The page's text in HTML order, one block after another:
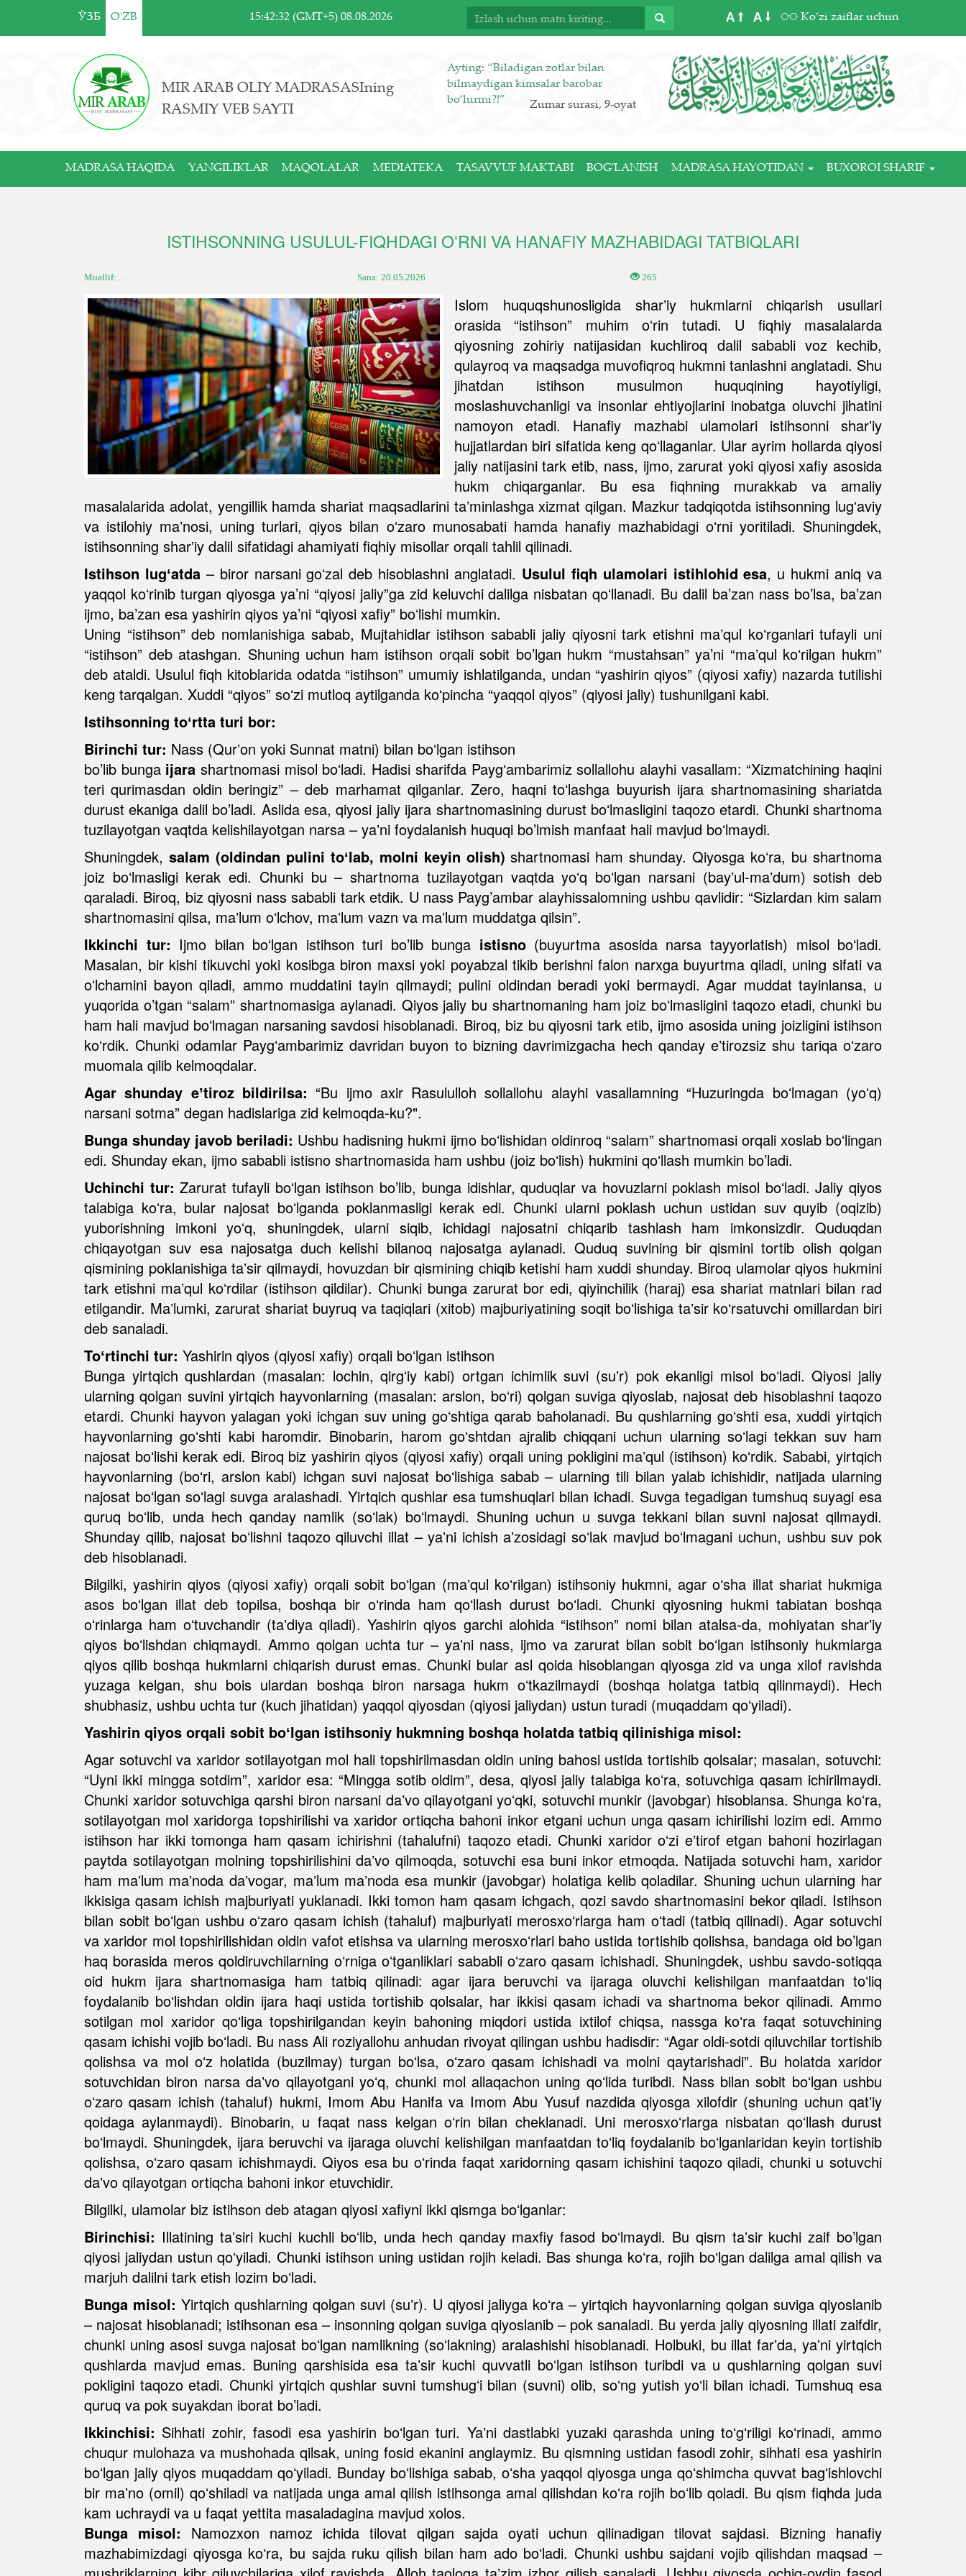
ЎЗБ O'ZB 15:42:32 (GMT+5) 08.08.2026 A A Ko‘zi zaiflar uchun
MIR ARAB OLIY MADRASASIning
RASMIY VEB SAYTI
Ayting: “Biladigan zotlar bilan
bilmaydigan kimsalar barobar
bo‘lurmi?!”
Zumar surasi, 9-oyat
MADRASA HAQIDA YANGILIKLAR MAQOLALAR MEDIATEKA TASAVVUF MAKTABI BOG'LANISH MADRASA HAYOTIDAN BUXOROI SHARIF
ISTIHSONNING USULUL-FIQHDAGI OʻRNI VA HANAFIY MAZHABIDAGI TATBIQLARI
Muallif: . . Sana: 20.05.2026 265
Islom huquqshunosligida sharʼiy hukmlarni chiqarish usullari
orasida “istihson” muhim oʻrin tutadi. U fiqhiy masalalarda
qiyosning zohiriy natijasidan kuchliroq dalil sababli voz kechib,
qulayroq va maqsadga muvofiqroq hukmni tanlashni anglatadi. Shu
jihatdan istihson musulmon huquqining hayotiyligi,
moslashuvchanligi va insonlar ehtiyojlarini inobatga oluvchi jihatini
namoyon etadi. Hanafiy mazhabi ulamolari istihsonni sharʼiy
hujjatlardan biri sifatida keng qoʻllaganlar. Ular ayrim hollarda qiyosi
jaliy natijasini tark etib, nass, ijmo, zarurat yoki qiyosi xafiy asosida
hukm chiqarganlar. Bu esa fiqhning murakkab va amaliy
masalalarida adolat, yengillik hamda shariat maqsadlarini taʼminlashga xizmat qilgan. Mazkur tadqiqotda istihsonning lugʻaviy
va istilohiy maʼnosi, uning turlari, qiyos bilan oʻzaro munosabati hamda hanafiy mazhabidagi oʻrni yoritiladi. Shuningdek,
istihsonning sharʼiy dalil sifatidagi ahamiyati fiqhiy misollar orqali tahlil qilinadi.
Istihson lugʻatda– biror narsani goʻzal deb hisoblashni anglatadi. Usulul fiqh ulamolari istihlohid esa, u hukmi aniq va
yaqqol koʻrinib turgan qiyosga ya’ni “qiyosi jaliy”ga zid keluvchi dalilga nisbatan qoʻllanadi. Bu dalil ba’zan nass bo’lsa, ba’zan
ijmo, ba’zan esa yashirin qiyos ya’ni “qiyosi xafiy” boʻlishi mumkin.
Uning “istihson” deb nomlanishiga sabab, Mujtahidlar istihson sababli jaliy qiyosni tark etishni maʼqul koʻrganlari tufayli uni
“istihson” deb atashgan. Shuning uchun ham istihson orqali sobit bo’lgan hukm “mustahsan” ya’ni “maʼqul koʻrilgan hukm”
deb ataldi. Usulul fiqh kitoblarida odatda “istihson” umumiy ishlatilganda, undan “yashirin qiyos” (qiyosi xafiy) nazarda tutilishi
keng tarqalgan. Xuddi “qiyos” soʻzi mutloq aytilganda koʻpincha “yaqqol qiyos” (qiyosi jaliy) tushunilgani kabi.
Istihsonning toʻrtta turi bor:
Birinchi tur: Nass (Qurʼon yoki Sunnat matni) bilan boʻlgan istihson
bo’lib bunga ijara shartnomasi misol boʻladi. Hadisi sharifda Paygʻambarimiz sollallohu alayhi vasallam: “Xizmatchining haqini
teri qurimasdan oldin beringiz” – deb marhamat qilganlar. Zero, haqni toʻlashga buyurish ijara shartnomasining shariatda
durust ekaniga dalil bo’ladi. Aslida esa, qiyosi jaliy ijara shartnomasining durust boʻlmasligini taqozo etardi. Chunki shartnoma
tuzilayotgan vaqtda kelishilayotgan narsa – yaʼni foydalanish huquqi bo’lmish manfaat hali mavjud boʻlmaydi.
Shuningdek, salam (oldindan pulini toʻlab, molni keyin olish) shartnomasi ham shunday. Qiyosga koʻra, bu shartnoma
joiz boʻlmasligi kerak edi. Chunki bu – shartnoma tuzilayotgan vaqtda yoʻq boʻlgan narsani (bayʼul-maʼdum) sotish deb
qaraladi. Biroq, biz qiyosni nass sababli tark etdik. U nass Payg’ambar alayhissalomning ushbu qavlidir: “Sizlardan kim salam
shartnomasini qilsa, maʼlum oʻlchov, maʼlum vazn va maʼlum muddatga qilsin”.
Ikkinchi tur: Ijmo bilan boʻlgan istihson turi bo’lib bunga istisno (buyurtma asosida narsa tayyorlatish) misol boʻladi.
Masalan, bir kishi tikuvchi yoki kosibga biron maxsi yoki poyabzal tikib berishni falon narxga buyurtma qiladi, uning sifati va
oʻlchamini bayon qiladi, ammo muddatini tayin qilmaydi; pulini oldindan beradi yoki bermaydi. Agar muddat tayinlansa, u
yuqorida o’tgan “salam” shartnomasiga aylanadi. Qiyos jaliy bu shartnomaning ham joiz boʻlmasligini taqozo etadi, chunki bu
ham hali mavjud boʻlmagan narsaning savdosi hisoblanadi. Biroq, biz bu qiyosni tark etib, ijmo asosida uning joizligini istihson
koʻrdik. Chunki odamlar Paygʻambarimiz davridan buyon to bizning davrimizgacha hech qanday eʼtirozsiz shu tariqa oʻzaro
muomala qilib kelmoqdalar.
Agar shunday eʼtiroz bildirilsa: “Bu ijmo axir Rasululloh sollallohu alayhi vasallamning “Huzuringda boʻlmagan (yoʻq)
narsani sotma” degan hadislariga zid kelmoqda-ku?".
Bunga shunday javob beriladi: Ushbu hadisning hukmi ijmo boʻlishidan oldinroq “salam” shartnomasi orqali xoslab boʻlingan
edi. Shunday ekan, ijmo sababli istisno shartnomasida ham ushbu (joiz boʻlish) hukmini qoʻllash mumkin bo’ladi.
Uchinchi tur: Zarurat tufayli boʻlgan istihson bo’lib, bunga idishlar, quduqlar va hovuzlarni poklash misol boʻladi. Jaliy qiyos
talabiga koʻra, bular najosat boʻlganda poklanmasligi kerak edi. Chunki ularni poklash uchun ustidan suv quyib (oqizib)
yuborishning imkoni yoʻq, shuningdek, ularni siqib, ichidagi najosatni chiqarib tashlash ham imkonsizdir. Quduqdan
chiqayotgan suv esa najosatga duch kelishi bilanoq najosatga aylanadi. Quduq suvining bir qismini tortib olish qolgan
qismining poklanishiga taʼsir qilmaydi, hovuzdan bir qismining chiqib ketishi ham xuddi shunday. Biroq ulamolar qiyos hukmini
tark etishni maʼqul koʻrdilar (istihson qildilar). Chunki bunga zarurat bor edi, qiyinchilik (haraj) esa shariat matnlari bilan rad
etilgandir. Maʼlumki, zarurat shariat buyruq va taqiqlari (xitob) majburiyatining soqit boʻlishiga taʼsir koʻrsatuvchi omillardan biri
deb sanaladi.
Toʻrtinchi tur: Yashirin qiyos (qiyosi xafiy) orqali boʻlgan istihson
Bunga yirtqich qushlardan (masalan: lochin, qirgʻiy kabi) ortgan ichimlik suvi (suʼr) pok ekanligi misol boʻladi. Qiyosi jaliy
ularning qolgan suvini yirtqich hayvonlarning (masalan: arslon, boʻri) qolgan suviga qiyoslab, najosat deb hisoblashni taqozo
etardi. Chunki hayvon yalagan yoki ichgan suv uning goʻshtiga qarab baholanadi. Bu qushlarning goʻshti esa, xuddi yirtqich
hayvonlarning goʻshti kabi haromdir. Binobarin, harom goʻshtdan ajralib chiqqani uchun ularning soʻlagi tekkan suv ham
najosat boʻlishi kerak edi. Biroq biz yashirin qiyos (qiyosi xafiy) orqali uning pokligini maʼqul (istihson) koʻrdik. Sababi, yirtqich
hayvonlarning (boʻri, arslon kabi) ichgan suvi najosat boʻlishiga sabab – ularning tili bilan yalab ichishidir, natijada ularning
najosat boʻlgan soʻlagi suvga aralashadi. Yirtqich qushlar esa tumshuqlari bilan ichadi. Suvga tegadigan tumshuq suyagi esa
quruq boʻlib, unda hech qanday namlik (soʻlak) boʻlmaydi. Shuning uchun u suvga tekkani bilan suvni najosat qilmaydi.
Shunday qilib, najosat boʻlishni taqozo qiluvchi illat – yaʼni ichish aʼzosidagi soʻlak mavjud boʻlmagani uchun, ushbu suv pok
deb hisoblanadi.
Bilgilki, yashirin qiyos (qiyosi xafiy) orqali sobit boʻlgan (maʼqul koʻrilgan) istihsoniy hukmni, agar oʻsha illat shariat hukmiga
asos boʻlgan illat deb topilsa, boshqa bir oʻrinda ham qoʻllash durust boʻladi. Chunki qiyosning hukmi tabiatan boshqa
oʻrinlarga ham oʻtuvchandir (taʼdiya qiladi). Yashirin qiyos garchi alohida “istihson” nomi bilan atalsa-da, mohiyatan sharʼiy
qiyos boʻlishdan chiqmaydi. Ammo qolgan uchta tur – yaʼni nass, ijmo va zarurat bilan sobit boʻlgan istihsoniy hukmlarga
qiyos qilib boshqa hukmlarni chiqarish durust emas. Chunki bular asl qoida hisoblangan qiyosga zid va unga xilof ravishda
yuzaga kelgan, shu bois ulardan boshqa biron narsaga hukm oʻtkazilmaydi (boshqa holatga tatbiq qilinmaydi). Hech
shubhasiz, ushbu uchta tur (kuch jihatidan) yaqqol qiyosdan (qiyosi jaliydan) ustun turadi (muqaddam qoʻyiladi).
Yashirin qiyos orqali sobit boʻlgan istihsoniy hukmning boshqa holatda tatbiq qilinishiga misol:
Agar sotuvchi va xaridor sotilayotgan mol hali topshirilmasdan oldin uning bahosi ustida tortishib qolsalar; masalan, sotuvchi:
“Uyni ikki mingga sotdim”, xaridor esa: “Mingga sotib oldim”, desa, qiyosi jaliy talabiga koʻra, sotuvchiga qasam ichirilmaydi.
Chunki xaridor sotuvchiga qarshi biron narsani daʼvo qilayotgani yoʻqki, sotuvchi munkir (javobgar) hisoblansa. Shunga koʻra,
sotilayotgan mol xaridorga topshirilishi va xaridor ortiqcha bahoni inkor etgani uchun unga qasam ichirilishi lozim edi. Ammo
istihson har ikki tomonga ham qasam ichirishni (tahalufni) taqozo etadi. Chunki xaridor oʻzi eʼtirof etgan bahoni hozirlagan
paytda sotilayotgan molning topshirilishini daʼvo qilmoqda, sotuvchi esa buni inkor etmoqda. Natijada sotuvchi ham, xaridor
ham maʼlum maʼnoda daʼvogar, maʼlum maʼnoda esa munkir (javobgar) holatiga kelib qoladilar. Shuning uchun ularning har
ikkisiga qasam ichish majburiyati yuklanadi. Ikki tomon ham qasam ichgach, qozi savdo shartnomasini bekor qiladi. Istihson
bilan sobit boʻlgan ushbu oʻzaro qasam ichish (tahaluf) majburiyati merosxoʻrlarga ham oʻtadi (tatbiq qilinadi). Agar sotuvchi
va xaridor mol topshirilishidan oldin vafot etishsa va ularning merosxoʻrlari baho ustida tortishib qolishsa, bandaga oid bo’lgan
haq borasida meros qoldiruvchilarning oʻrniga oʻtganliklari sababli oʻzaro qasam ichishadi. Shuningdek, ushbu savdo-sotiqqa
oid hukm ijara shartnomasiga ham tatbiq qilinadi: agar ijara beruvchi va ijaraga oluvchi kelishilgan manfaatdan toʻliq
foydalanib boʻlishdan oldin ijara haqi ustida tortishib qolsalar, har ikkisi qasam ichadi va shartnoma bekor qilinadi. Ammo
sotilgan mol xaridor qoʻliga topshirilgandan keyin bahoning miqdori ustida ixtilof chiqsa, nassga koʻra faqat sotuvchining
qasam ichishi vojib boʻladi. Bu nass Ali roziyallohu anhudan rivoyat qilingan ushbu hadisdir: “Agar oldi-sotdi qiluvchilar tortishib
qolishsa va mol oʻz holatida (buzilmay) turgan boʻlsa, oʻzaro qasam ichishadi va molni qaytarishadi”. Bu holatda xaridor
sotuvchidan biron narsa daʼvo qilayotgani yoʻq, chunki mol allaqachon uning qoʻlida turibdi. Nass bilan sobit boʻlgan ushbu
oʻzaro qasam ichish (tahaluf) hukmi, Imom Abu Hanifa va Imom Abu Yusuf nazdida qiyosga xilofdir (shuning uchun qatʼiy
qoidaga aylanmaydi). Binobarin, u faqat nass kelgan oʻrin bilan cheklanadi. Uni merosxoʻrlarga nisbatan qoʻllash durust
boʻlmaydi. Shuningdek, ijara beruvchi va ijaraga oluvchi kelishilgan manfaatdan toʻliq foydalanib boʻlganlaridan keyin tortishib
qolishsa, oʻzaro qasam ichishmaydi. Qiyos esa bu oʻrinda faqat xaridorning qasam ichishini taqozo qiladi, chunki u sotuvchi
daʼvo qilayotgan ortiqcha bahoni inkor etuvchidir.
Bilgilki, ulamolar biz istihson deb atagan qiyosi xafiyni ikki qismga boʻlganlar:
Birinchisi: Illatining taʼsiri kuchi kuchli boʻlib, unda hech qanday maxfiy fasod boʻlmaydi. Bu qism taʼsir kuchi zaif bo’lgan
qiyosi jaliydan ustun qoʻyiladi. Chunki istihson uning ustidan rojih keladi. Bas shunga koʻra, rojih boʻlgan dalilga amal qilish va
marjuh dalilni tark etish lozim boʻladi.
Bunga misol: Yirtqich qushlarning qolgan suvi (suʼr). U qiyosi jaliyga koʻra – yirtqich hayvonlarning qolgan suviga qiyoslanib
– najosat hisoblanadi; istihsonan esa – insonning qolgan suviga qiyoslanib – pok sanaladi. Bu yerda jaliy qiyosning illati zaifdir,
chunki uning asosi suvga najosat boʻlgan namlikning (soʻlakning) aralashishi hisoblanadi. Holbuki, bu illat farʼda, yaʼni yirtqich
qushlarda mavjud emas. Buning qarshisida esa taʼsir kuchi quvvatli boʻlgan istihson turibdi va u qushlarning qolgan suvi
pokligini taqozo etadi. Chunki yirtqich qushlar suvni tumshugʻi bilan (suvni) olib, soʻng yutish yoʻli bilan ichadi. Tumshuq esa
quruq va pok suyakdan iborat bo’ladi.
Ikkinchisi: Sihhati zohir, fasodi esa yashirin boʻlgan turi. Yaʼni dastlabki yuzaki qarashda uning toʻgʻriligi koʻrinadi, ammo
chuqur mulohaza va mushohada qilsak, uning fosid ekanini anglaymiz. Bu qismning ustidan fasodi zohir, sihhati esa yashirin
boʻlgan jaliy qiyos muqaddam qoʻyiladi. Bunday boʻlishiga sabab, oʻsha yaqqol qiyosga unga qoʻshimcha quvvat bagʻishlovchi
bir maʼno (omil) qoʻshiladi va natijada unga amal qilish istihsonga amal qilishdan koʻra rojih boʻlib qoladi. Bu qism fiqhda juda
kam uchraydi va u faqat yettita masaladagina mavjud xolos.
Bunga misol: Namozxon namoz ichida tilovat qilgan sajda oyati uchun qilinadigan tilovat sajdasi. Bizning hanafiy
mazhabimizdagi qiyosga koʻra, bu sajda ruku qilish bilan ham ado boʻladi. Chunki ushbu sajdani vojib qilishdan maqsad –